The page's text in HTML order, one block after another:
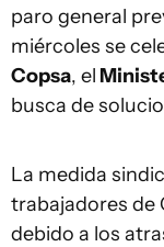
paro general
miércoles se
Copsa, el
busca de
La medida
trabajadores de
debido a los